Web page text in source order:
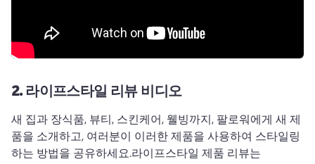
2.라이프스타일 리뷰 비디오
새 집과 장식품, 뷰티, 스킨케어, 웰빙까지, 팔로워에게 새 제
품을 소개하고, 여러분이 이러한 제품을 사용하여 스타일링
하는 방법을 공유하세요.라이프스타일 제품 리뷰는